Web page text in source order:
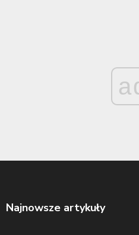
Najnowsze artykuły